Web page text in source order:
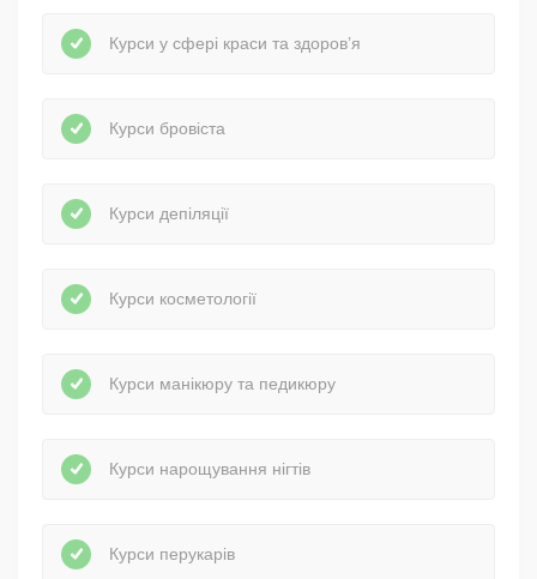
Курси у сфері краси та здоров’я
Курси бровіста
Курси депіляції
Курси косметології
Курси манікюру та педикюру
Курси нарощування нігтів
Курси перукарів